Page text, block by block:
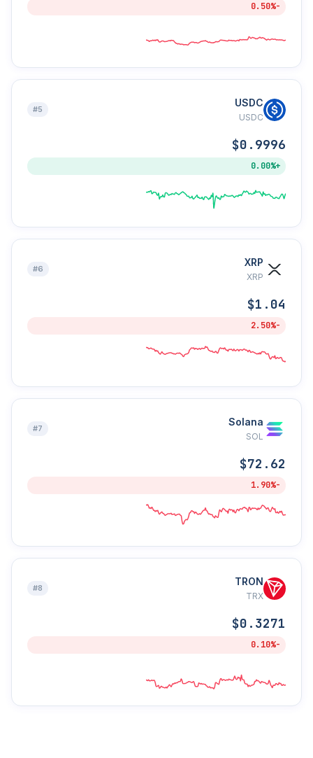
-0.50%
USDC
USDC
#5
$0.9996
+0.00%
XRP
XRP
#6
$1.04
-2.50%
Solana
SOL
#7
$72.62
-1.90%
TRON
TRX
#8
$0.3271
-0.10%